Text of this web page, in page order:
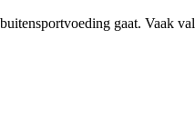
gaat. Vaak